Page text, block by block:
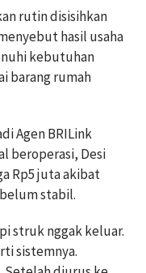
rutin disisihkan
hasil usaha
kebutuhan
barang rumah
Agen BRILink
beroperasi, Desi
Rp5 juta akibat
stabil.
struk nggak keluar.
sistemnya.